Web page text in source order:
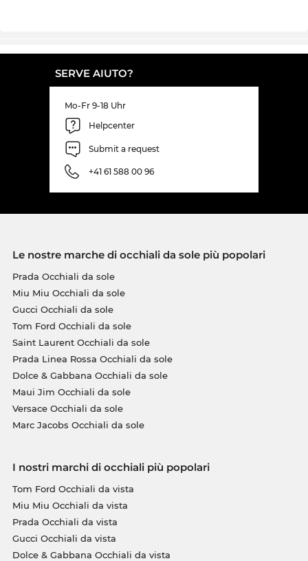
SERVE AIUTO?
Mo-Fr 9-18 Uhr
Helpcenter
Submit a request
+41 61 588 00 96
Le nostre marche di occhiali da sole più popolari
Prada Occhiali da sole
Miu Miu Occhiali da sole
Gucci Occhiali da sole
Tom Ford Occhiali da sole
Saint Laurent Occhiali da sole
Prada Linea Rossa Occhiali da sole
Dolce & Gabbana Occhiali da sole
Maui Jim Occhiali da sole
Versace Occhiali da sole
Marc Jacobs Occhiali da sole
I nostri marchi di occhiali più popolari
Tom Ford Occhiali da vista
Miu Miu Occhiali da vista
Prada Occhiali da vista
Gucci Occhiali da vista
Dolce & Gabbana Occhiali da vista